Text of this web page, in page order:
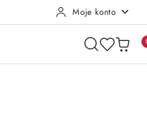
Moje konto